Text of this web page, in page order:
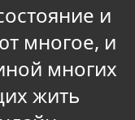
и
многое, и
многих
жить